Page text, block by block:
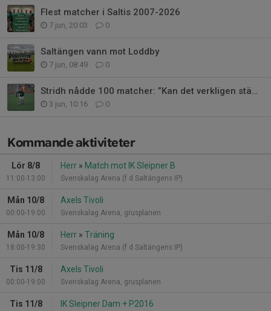
Flest matcher i Saltis 2007-2026
7 jun, 20:03 0
Saltängen vann mot Loddby
7 jun, 08:49 0
Stridh nådde 100 matcher: ”Kan det verkligen stämma?”
3 jun, 10:16 0
Kommande aktiviteter
Lör 8/8
11:00-13:00
Herr » Match mot IK Sleipner B
Svenskalag Arena (f d Saltängens IP)
Mån 10/8
00:00-19:00
Axels Tivoli
Svenskalag Arena, grusplanen
Mån 10/8
18:00-19:30
Herr » Träning
Svenskalag Arena (f d Saltängens IP)
Tis 11/8
00:00-19:00
Axels Tivoli
Svenskalag Arena, grusplanen
Tis 11/8 IK Sleipner Dam + P2016